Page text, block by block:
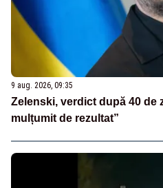
9 aug. 2026, 09:35
Zelenski, verdict după 40 de
mulțumit de rezultat”